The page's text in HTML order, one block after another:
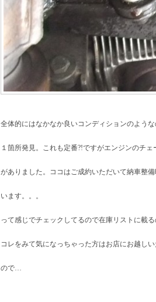
全体的にはなかなか良いコンディションのよう
１箇所発見。これも定番?!ですがエンジンのチ
がありました。ココはご成約いただいて納車整
います。。。
って感じでチェックしてるので在庫リストに載
コレをみて気になっちゃった方はお店にお越し
ので…